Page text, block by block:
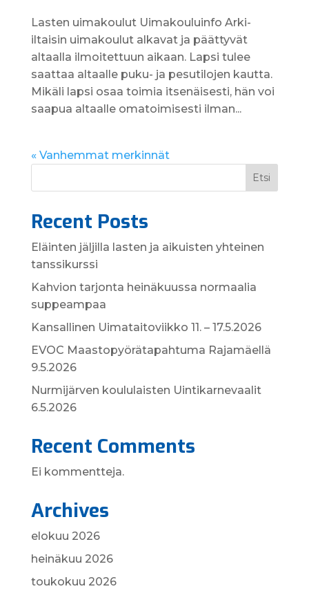
Lasten uima­koulut Uimakoulu­info Arki-
iltaisin uimakoulut alkavat ja päättyvät
altaalla ilmoitettuun aikaan. Lapsi tulee
saattaa altaalle puku- ja pesutilojen kautta.
Mikäli lapsi osaa toimia itsenäisesti, hän voi
saapua altaalle omatoimisesti ilman...
« Vanhemmat merkinnät
Etsi
Recent Posts
Eläinten jäljilla lasten ja aikuisten yhteinen
tanssikurssi
Kahvion tarjonta heinäkuussa normaalia
suppeampaa
Kansallinen Uimataitoviikko 11. – 17.5.2026
EVOC Maastopyörätapahtuma Rajamäellä
9.5.2026
Nurmijärven koululaisten Uintikarnevaalit
6.5.2026
Recent Comments
Ei kommentteja.
Archives
elokuu 2026
heinäkuu 2026
toukokuu 2026